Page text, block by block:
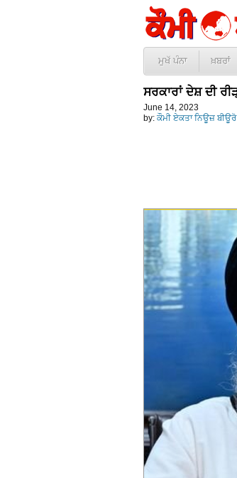
ਮੁਖੱ ਪੰਨਾ ਖ਼ਬਰਾਂ
ਸਰਕਾਰਾਂ ਦੇਸ਼ ਦੀ
June 14, 2023
by: ਕੌਮੀ ਏਕਤਾ ਨਿਊਜ਼ ਬੀਊਰੋ